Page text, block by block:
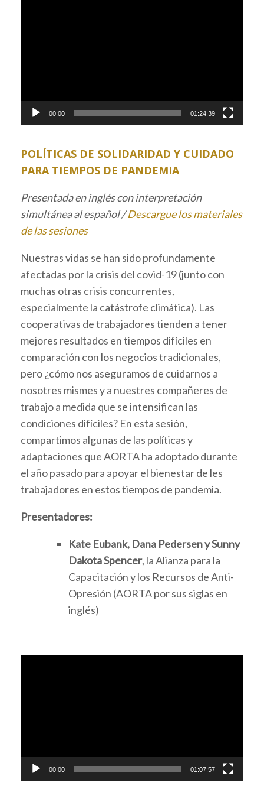
00:00 01:24:39
POLÍTICAS DE SOLIDARIDAD Y CUIDADO
PARA TIEMPOS DE PANDEMIA
Presentada en inglés con interpretación
simultánea al español /Descargue los materiales
de las sesiones
Nuestras vidas se han sido profundamente
afectadas por la crisis del covid-19 (junto con
muchas otras crisis concurrentes,
especialmente la catástrofe climática). Las
cooperativas de trabajadores tienden a tener
mejores resultados en tiempos difíciles en
comparación con los negocios tradicionales,
pero ¿cómo nos aseguramos de cuidarnos a
nosotres mismes y a nuestres compañeres de
trabajo a medida que se intensifican las
condiciones difíciles? En esta sesión,
compartimos algunas de las políticas y
adaptaciones que AORTA ha adoptado durante
el año pasado para apoyar el bienestar de les
trabajadores en estos tiempos de pandemia.
Presentadores:
Kate Eubank, Dana Pedersen y Sunny
Dakota Spencer, la Alianza para la
Capacitación y los Recursos de Anti-
Opresión (AORTA por sus siglas en
inglés)
00:00 01:07:57